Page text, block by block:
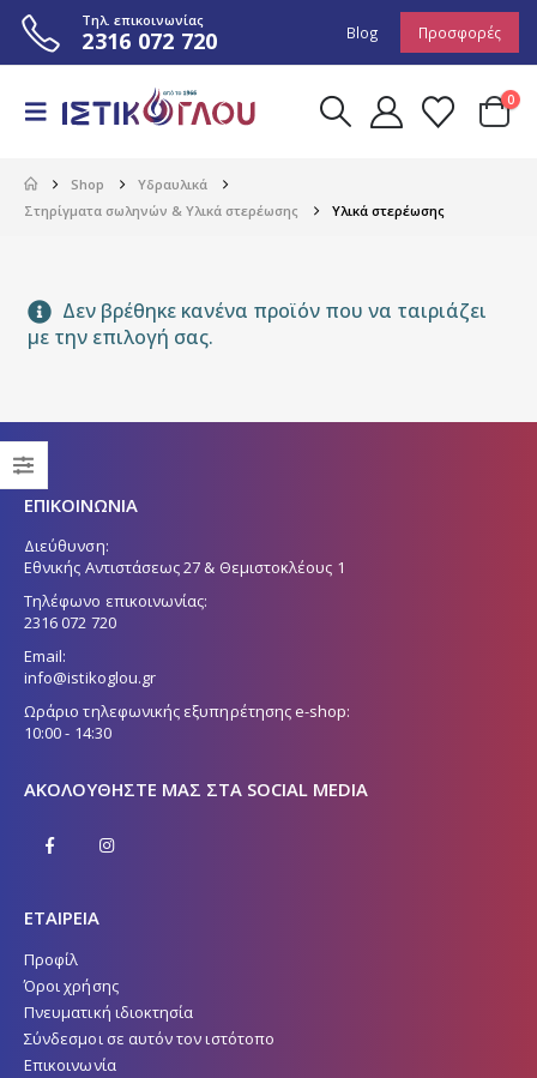
Τηλ. επικοινωνίας
2316 072 720 Blog Προσφορές
0
Shop
Υδραυλικά
Στηρίγματα σωληνών & Υλικά στερέωσης
Υλικά στερέωσης
Δεν βρέθηκε κανένα προϊόν που να ταιριάζει
με την επιλογή σας.
ΕΠΙΚΟΙΝΩΝΙΑ
Διεύθυνση:
Εθνικής Αντιστάσεως 27 & Θεμιστοκλέους 1
Τηλέφωνο επικοινωνίας:
2316 072 720
Email:
info@istikoglou.gr
Ωράριο τηλεφωνικής εξυπηρέτησης e-shop:
10:00 - 14:30
ΑΚΟΛΟΥΘΉΣΤΕ ΜΑΣ ΣΤΑ SOCIAL MEDIA
ΕΤΑΙΡΕΙΑ
Προφίλ
Όροι χρήσης
Πνευματική ιδιοκτησία
Σύνδεσμοι σε αυτόν τον ιστότοπο
Επικοινωνία